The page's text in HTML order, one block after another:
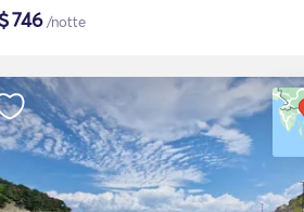
$746/notte